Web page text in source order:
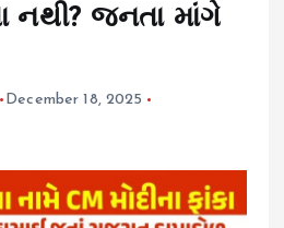
નથી? જનતા માંગે
December 18, 2025